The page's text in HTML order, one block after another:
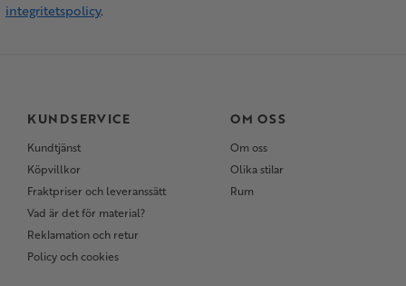
integritetspolicy.
KUNDSERVICE
Kundtjänst
Köpvillkor
Fraktpriser och leveranssätt
Vad är det för material?
Reklamation och retur
Policy och cookies
OM OSS
Om oss
Olika stilar
Rum